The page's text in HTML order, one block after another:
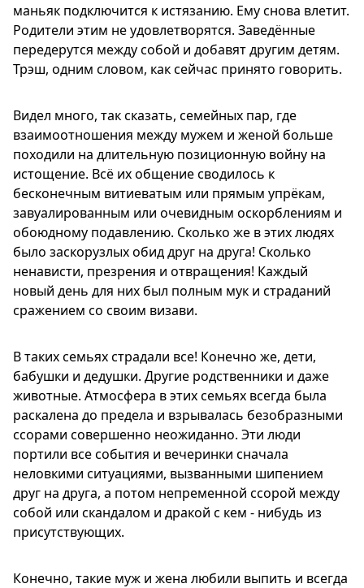
маньяк подключится к истязанию. Ему снова влетит.
Родители этим не удовлетворятся. Заведённые
передерутся между собой и добавят другим детям.
Трэш, одним словом, как сейчас принято говорить.
Видел много, так сказать, семейных пар, где
взаимоотношения между мужем и женой больше
походили на длительную позиционную войну на
истощение. Всё их общение сводилось к
бесконечным витиеватым или прямым упрёкам,
завуалированным или очевидным оскорблениям и
обоюдному подавлению. Сколько же в этих людях
было заскорузлых обид друг на друга! Сколько
ненависти, презрения и отвращения! Каждый
новый день для них был полным мук и страданий
сражением со своим визави.
В таких семьях страдали все! Конечно же, дети,
бабушки и дедушки. Другие родственники и даже
животные. Атмосфера в этих семьях всегда была
раскалена до предела и взрывалась безобразными
ссорами совершенно неожиданно. Эти люди
портили все события и вечеринки сначала
неловкими ситуациями, вызванными шипением
друг на друга, а потом непременной ссорой между
собой или скандалом и дракой с кем - нибудь из
присутствующих.
Конечно, такие муж и жена любили выпить и всегда